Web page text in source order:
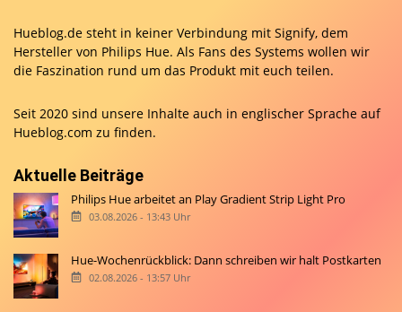
Hueblog.de steht in keiner Verbindung mit Signify, dem
Hersteller von Philips Hue. Als Fans des Systems wollen wir
die Faszination rund um das Produkt mit euch teilen.
Seit 2020 sind unsere Inhalte auch in englischer Sprache auf
Hueblog.com zu finden.
Aktuelle Beiträge
Philips Hue arbeitet an Play Gradient Strip Light Pro
03.08.2026 - 13:43 Uhr
Hue-Wochenrückblick: Dann schreiben wir halt Postkarten
02.08.2026 - 13:57 Uhr